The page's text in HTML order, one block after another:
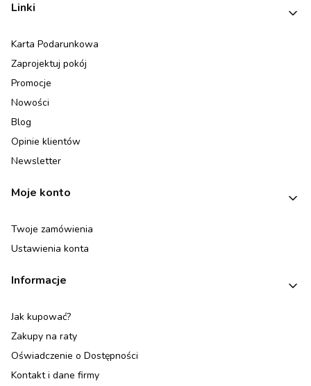
Linki
Karta Podarunkowa
Zaprojektuj pokój
Promocje
Nowości
Blog
Opinie klientów
Newsletter
Moje konto
Twoje zamówienia
Ustawienia konta
Informacje
Jak kupować?
Zakupy na raty
Oświadczenie o Dostępności
Kontakt i dane firmy